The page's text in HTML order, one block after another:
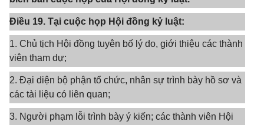
Điều 19. Tại cuộc họp Hội đồng kỷ luật:
1. Chủ tịch Hội đồng tuyên bố lý do, giới thiệu các thành
viên tham dự;
2. Đại diện bộ phận tổ chức, nhân sự trình bày hồ sơ và
các tài liệu có liên quan;
3. Người phạm lỗi trình bày ý kiến; các thành viên Hội